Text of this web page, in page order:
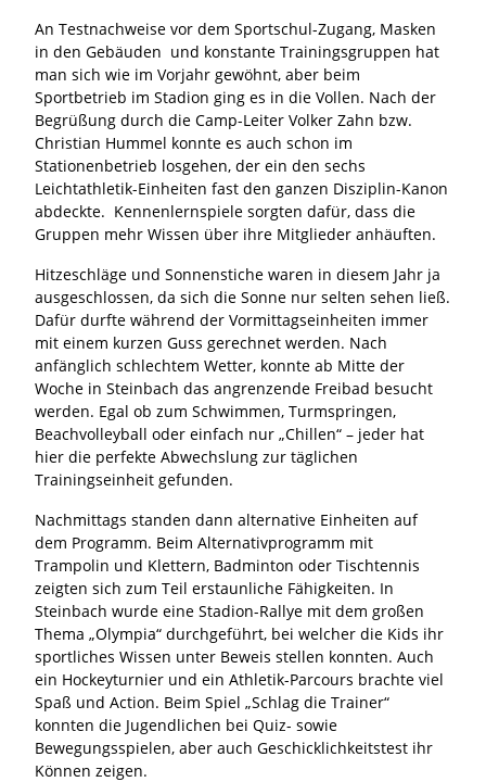
An Testnachweise vor dem Sportschul-Zugang, Masken
in den Gebäuden und konstante Trainingsgruppen hat
man sich wie im Vorjahr gewöhnt, aber beim
Sportbetrieb im Stadion ging es in die Vollen. Nach der
Begrüßung durch die Camp-Leiter Volker Zahn bzw.
Christian Hummel konnte es auch schon im
Stationenbetrieb losgehen, der ein den sechs
Leichtathletik-Einheiten fast den ganzen Disziplin-Kanon
abdeckte. Kennenlernspiele sorgten dafür, dass die
Gruppen mehr Wissen über ihre Mitglieder anhäuften.
Hitzeschläge und Sonnenstiche waren in diesem Jahr ja
ausgeschlossen, da sich die Sonne nur selten sehen ließ.
Dafür durfte während der Vormittagseinheiten immer
mit einem kurzen Guss gerechnet werden. Nach
anfänglich schlechtem Wetter, konnte ab Mitte der
Woche in Steinbach das angrenzende Freibad besucht
werden. Egal ob zum Schwimmen, Turmspringen,
Beachvolleyball oder einfach nur „Chillen“ – jeder hat
hier die perfekte Abwechslung zur täglichen
Trainingseinheit gefunden.
Nachmittags standen dann alternative Einheiten auf
dem Programm. Beim Alternativprogramm mit
Trampolin und Klettern, Badminton oder Tischtennis
zeigten sich zum Teil erstaunliche Fähigkeiten. In
Steinbach wurde eine Stadion-Rallye mit dem großen
Thema „Olympia“ durchgeführt, bei welcher die Kids ihr
sportliches Wissen unter Beweis stellen konnten. Auch
ein Hockeyturnier und ein Athletik-Parcours brachte viel
Spaß und Action. Beim Spiel „Schlag die Trainer“
konnten die Jugendlichen bei Quiz- sowie
Bewegungsspielen, aber auch Geschicklichkeitstest ihr
Können zeigen.